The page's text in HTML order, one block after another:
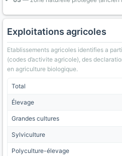
Exploitations agricoles
Etablissements agricoles identifies a
(codes d’activite agricole), des
en agriculture biologique.
Total
Élevage
Grandes cultures
Sylviculture
Polyculture-élevage